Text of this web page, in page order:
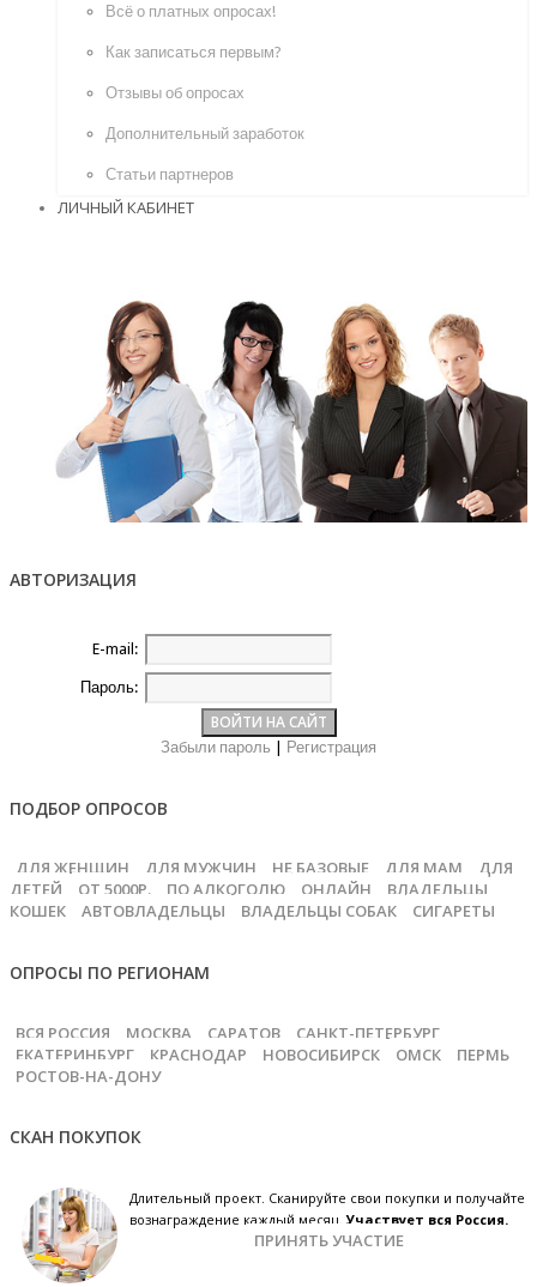
Всё о платных опросах!
Как записаться первым?
Отзывы об опросах
Дополнительный заработок
Статьи партнеров
ЛИЧНЫЙ КАБИНЕТ
АВТОРИЗАЦИЯ
E-mail:
Пароль:
Забыли пароль Регистрация
ПОДБОР ОПРОСОВ
ДЛЯ ЖЕНЩИН ДЛЯ МУЖЧИН НЕ БАЗОВЫЕ ДЛЯ МАМ
ДЛЯ
ДЕТЕЙ
ОТ 5000Р. ПО АЛКОГОЛЮ ОНЛАЙН
ВЛАДЕЛЬЦЫ
КОШЕК
АВТОВЛАДЕЛЬЦЫ ВЛАДЕЛЬЦЫ СОБАК СИГАРЕТЫ
ОПРОСЫ ПО РЕГИОНАМ
ВСЯ РОССИЯ МОСКВА САРАТОВ
САНКТ-ПЕТЕРБУРГ
ЕКАТЕРИНБУРГ
КРАСНОДАР НОВОСИБИРСК ОМСК
ПЕРМЬ
РОСТОВ-НА-ДОНУ
СКАН ПОКУПОК
Длительный проект. Сканируйте свои покупки и получайте
вознаграждение каждый месяц.Участвует вся Россия.
ПРИНЯТЬ УЧАСТИЕ